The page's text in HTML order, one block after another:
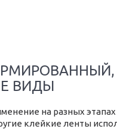
ВИДЫ
на разных
клейкие ленты